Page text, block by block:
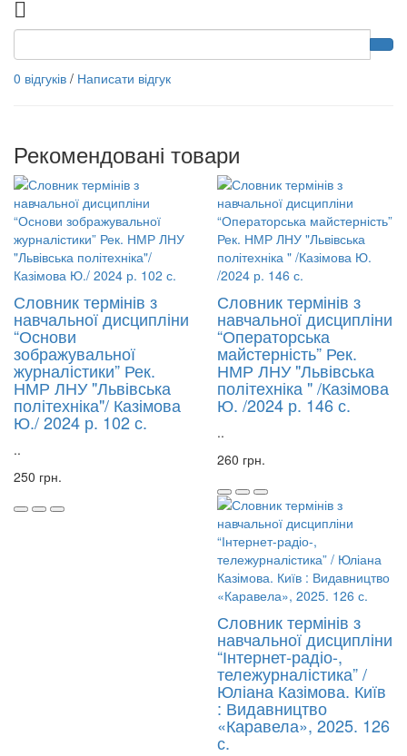
0 відгуків / Написати відгук
Рекомендовані товари
Словник термінів з
навчальної дисципліни
“Основи
зображувальної
журналістики” Рек.
НМР ЛНУ "Львівська
політехніка"/ Казімова
Ю./ 2024 р. 102 с.
..
250 грн.
Словник термінів з
навчальної дисципліни
“Операторська
майстерність” Рек.
НМР ЛНУ "Львівська
політехніка " /Казімова
Ю. /2024 р. 146 с.
..
260 грн.
Словник термінів з
навчальної дисципліни
“Інтернет-радіо-,
тележурналістика” /
Юліана Казімова. Київ
: Видавництво
«Каравела», 2025. 126
с.